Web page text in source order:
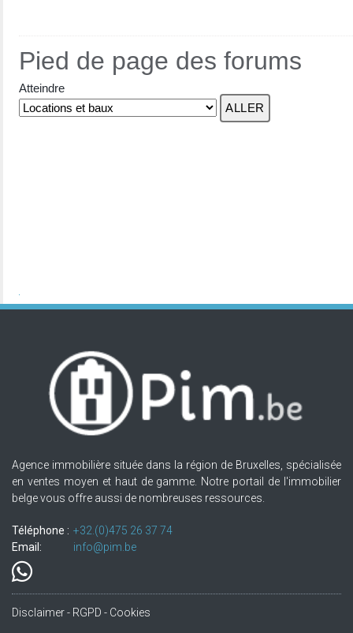
Pied de page des forums
Atteindre
Agence immobilière située dans la région de Bruxelles, spécialisée
en ventes moyen et haut de gamme. Notre portail de l'immobilier
belge vous offre aussi de nombreuses ressources.
Téléphone : +32.(0)475 26 37 74
Email:
info@pim.be
Disclaimer - RGPD - Cookies